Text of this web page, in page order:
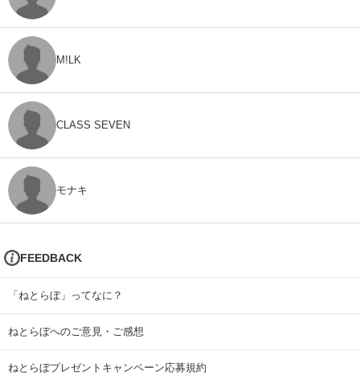
M!LK
CLASS SEVEN
モナキ
FEEDBACK
「ねとらぼ」ってなに？
ねとらぼへのご意見・ご感想
ねとらぼプレゼントキャンペーン応募規約